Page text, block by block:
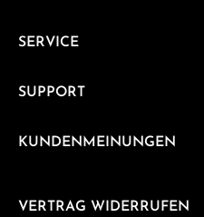
SERVICE
SUPPORT
KUNDENMEINUNGEN
VERTRAG WIDERRUFEN